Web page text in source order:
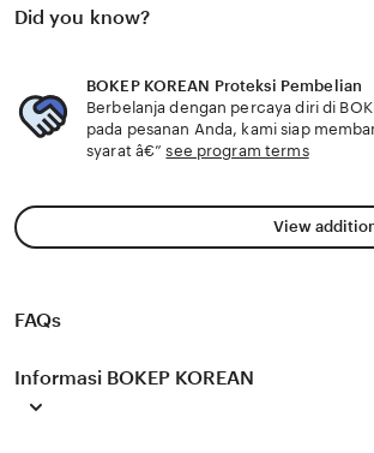
Did you know?
BOKEP KOREAN Proteksi Pembelian
Berbelanja dengan percaya diri di
pada pesanan Anda, kami siap
syarat â€”see program terms
View
FAQs
Informasi BOKEP KOREAN